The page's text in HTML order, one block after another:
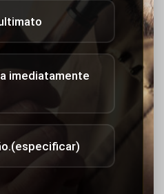
imediatamente